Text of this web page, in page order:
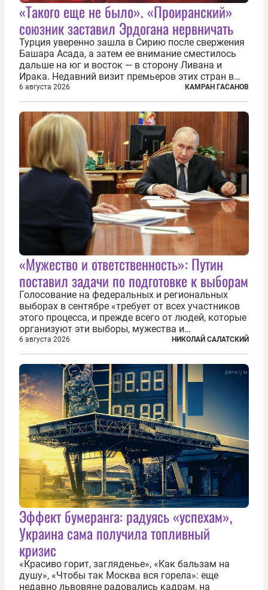
«Такого еще не было». «Проиранский»
союзник заставил Эрдогана нервничать
Турция уверенно зашла в Сирию после свержения
Башара Асада, а затем ее внимание сместилось
дальше на юг и восток — в сторону Ливана и
Ирака. Недавний визит премьеров этих стран в
Анкару, договоры об участии турецкой компании
TPAO в разработке нефти иракского Киркука и
«Дороги развития» подтверждают...
6 августа 2026 КАМРАН ГАСАНОВ
«Мужество и ответственность»: Путин
поставил задачи по подготовке к выборам
Голосование на федеральных и региональных
выборах в сентябре «требует от всех участников
этого процесса, и прежде всего от людей, которые
организуют эти выборы, мужества и
ответственного отношения к формированию
власти», — подчеркнул президент Владимир Путин
на состоявшейся 5 августа в Кремле...
6 августа 2026 НИКОЛАЙ САЛАТСКИЙ
Эффект бумеранга: радуясь «успехам»,
Украина сама получила топливный
кризис
«Красиво горит, загляденье», «Как бальзам на
душу», «Чтобы так Москва вся горела»: еще
недавно львовяне радовались кадрам, на